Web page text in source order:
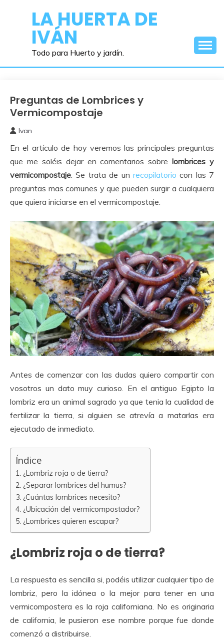
contenidoLA HUERTA DE
IVÁN
Todo para Huerto y jardín.
Abonos y
Remedios
Preguntas de Lombrices y
Vermicompostaje
mayo,
2021
Ivan
En el artículo de hoy veremos las principales preguntas
que me soléis dejar en comentarios sobrelombrices y
vermicompostaje. Se trata de un recopilatorio con las 7
preguntas mas comunes y que pueden surgir a cualquiera
que quiera iniciarse en el vermicompostaje.
Antes de comenzar con las dudas quiero compartir con
vosotros un dato muy curioso. En el antiguo Egipto la
lombriz era un animal sagrado ya que tenia la cualidad de
fertilizar la tierra, si alguien se atrevía a matarlas era
ejecutado de inmediato.
Índice
¿Lombriz roja o de tierra?
¿Separar lombrices del humus?
¿Cuántas lombrices necesito?
¿Ubicación del vermicompostador?
¿Lombrices quieren escapar?
¿Lombriz roja o de tierra?
La respuesta es sencilla si, podéis utilizar cualquier tipo de
lombriz, pero la idónea o la mejor para tener en una
vermicompostera es la roja californiana. No es originaria
de california, le pusieron ese nombre porque fue donde
comenzó a distribuirse.